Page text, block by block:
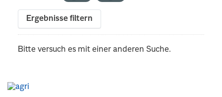
Ergebnisse filtern
Bitte versuch es mit einer anderen Suche.